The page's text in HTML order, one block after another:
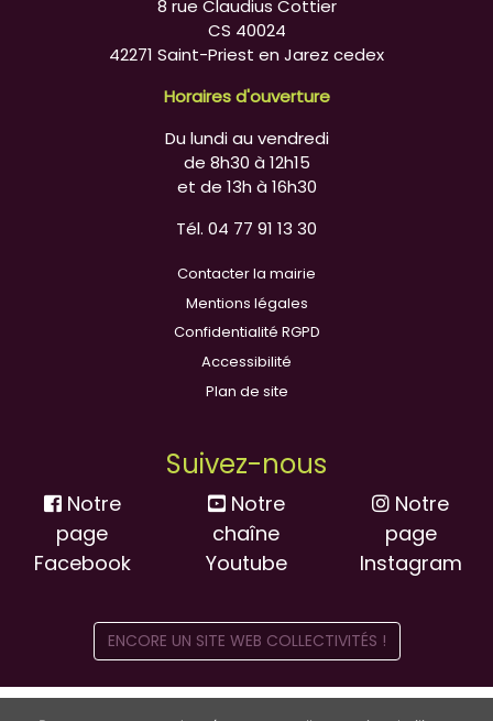
8 rue Claudius Cottier
CS 40024
42271 Saint-Priest en Jarez cedex
Horaires d'ouverture
Du lundi au vendredi
de 8h30 à 12h15
et de 13h à 16h30
Tél. 04 77 91 13 30
Contacter la mairie
Mentions légales
Confidentialité RGPD
Accessibilité
Plan de site
Suivez-nous
Notre
page
Facebook
Notre
chaîne
Youtube
Notre
page
Instagram
ENCORE UN SITE WEB COLLECTIVITÉS !